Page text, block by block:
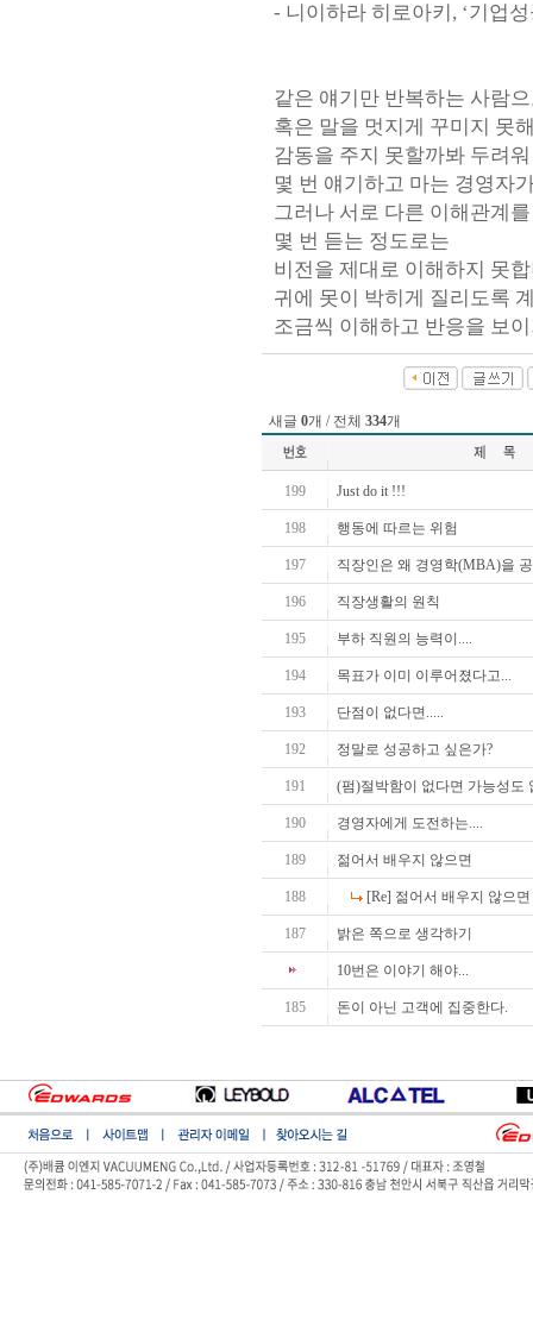
- 니이하라 히로아키, ‘기업
같은 얘기만 반복하는 사람
혹은 말을 멋지게 꾸미지 못
감동을 주지 못할까봐 두려워
몇 번 얘기하고 마는 경영자
그러나 서로 다른 이해관계
몇 번 듣는 정도로는
비전을 제대로 이해하지 못
귀에 못이 박히게 질리도록
조금씩 이해하고 반응을 보
새글 0개 / 전체 334개
199 Just do it !!!
198 행동에 따르는 위험
197 직장인은 왜 경영학(MBA)을
196 직장생활의 원칙
195 부하 직원의 능력이....
194 목표가 이미 이루어졌다고...
193 단점이 없다면.....
192 정말로 성공하고 싶은가?
191 (펌)절박함이 없다면 가능성도
190 경영자에게 도전하는....
189 젊어서 배우지 않으면
188 [Re] 젊어서 배우지 않으면
187 밝은 쪽으로 생각하기
10번은 이야기 해야...
185 돈이 아닌 고객에 집중한다.